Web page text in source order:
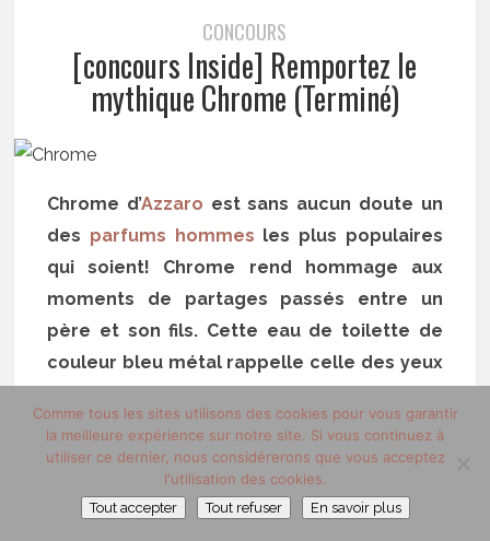
CONCOURS
[concours Inside] Remportez le
mythique Chrome (Terminé)
Chrome d’Azzaro est sans aucun doute un
des parfums hommes les plus populaires
qui soient! Chrome rend hommage aux
moments de partages passés entre un
père et son fils. Cette eau de toilette de
couleur bleu métal rappelle celle des yeux
famille. Depuis son lancement en 1996, le
succès de Chrome n’a cessé de s’accroître,
au fil des années, c’est devenu une eau de
toilette mythique pour homme et qui
Comme tous les sites utilisons des cookies pour vous garantir
la meilleure expérience sur notre site. Si vous continuez à
utiliser ce dernier, nous considérerons que vous acceptez
l'utilisation des cookies.
Tout accepter Tout refuser En savoir plus